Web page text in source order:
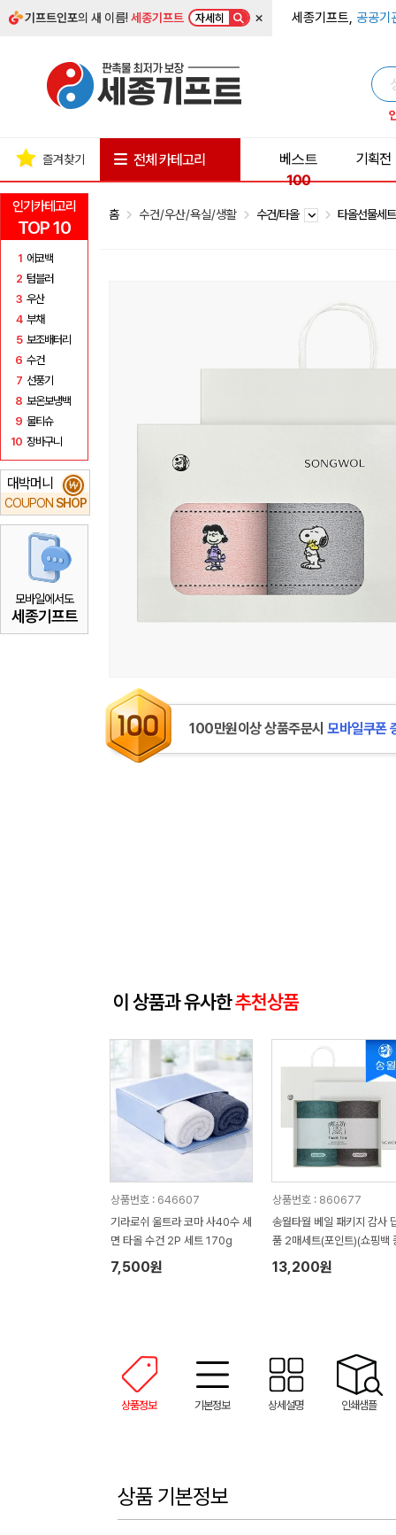
기프트인포의 새 이름!세종기프트 자세히 × 세종기프트, 공공기
인기카테고리
TOP 10
1 에코백
2 텀블러
3 우산
4 부채
5 보조배터리
6 수건
7 선풍기
8 보온보냉백
9 물티슈
10 장바구니
대박머니
COUPON SHOP
₩
모바일에서도
세종기프트
즐겨찾기 전체 카테고리
베스트
100
기획전
홈 수건/우산/욕실/생활 수건/타올 타올선물세
100만원이상 상품주문시 모바일쿠폰
이 상품과 유사한추천상품
상품번호 : 646607
기라로쉬 울트라 코마 사40수 세
면 타올 수건 2P 세트 170g
7,500원
상품번호 : 860677
송월타월 베일 패키지 감사
품 2매세트(포인트)(쇼핑백
정)
13,200원
상품정보 기본정보 상세설명 인쇄샘플
상품 기본정보